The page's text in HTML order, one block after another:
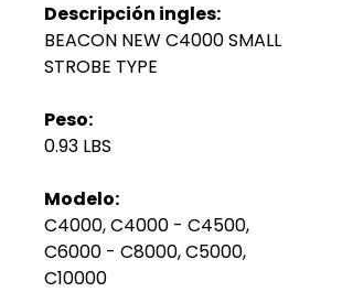
Descripción ingles:
BEACON NEW C4000 SMALL
STROBE TYPE
Peso:
0.93 LBS
Modelo:
C4000, C4000 - C4500,
C6000 - C8000, C5000,
C10000